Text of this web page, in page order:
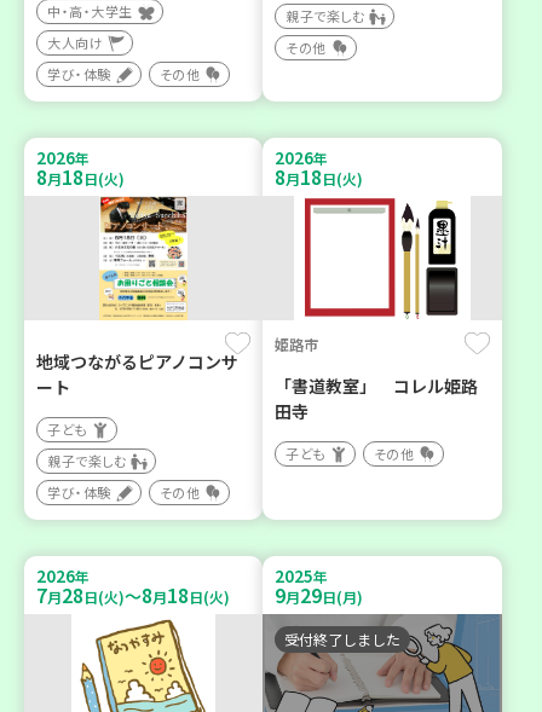
中・高・大学生
大人向け
学び・体験
その他
親子で楽しむ
その他
2026年
8月18日(火)
地域つながるピアノコンサ
ート
子ども
親子で楽しむ
学び・体験
その他
2026年
8月18日(火)
姫路市
「書道教室」 コレル姫路
田寺
子ども その他
2026年
7月28日(火)～8月18日(火)
2025年
9月29日(月)
受付終了しました